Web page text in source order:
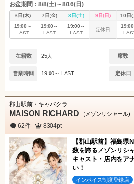
お盆期間：8/8(土)～8/16(日)
6日(木) 7日(金) 8日(土) 9日(日) 10日(
19:00～
LAST
19:00～
LAST
19:00～
LAST
定休日
19:00
在籍数 25人 席数
営業時間 19:00～ LAST 定休日
郡山駅前・キャバクラ
MAISON RICHARD (メゾンリシャール)
62件 8304pt
【郡山駅前】福島県
数を誇るメゾンリシ
キャスト・店内をア
い！
インボイス制度登録店